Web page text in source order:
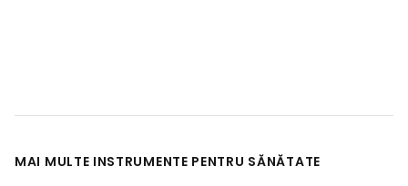
MAI MULTE INSTRUMENTE PENTRU SĂNĂTATE